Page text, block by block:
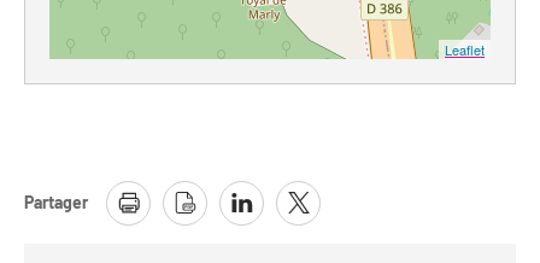
Leaflet
Partager